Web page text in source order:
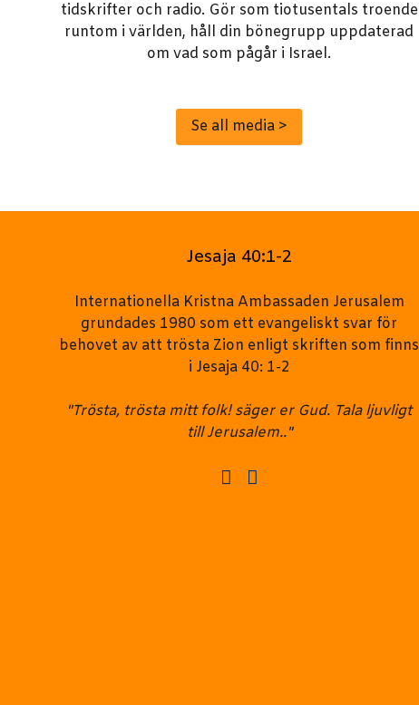
tidskrifter och radio. Gör som tiotusentals troende
runtom i världen, håll din bönegrupp uppdaterad
om vad som pågår i Israel.
Se all media >
Jesaja 40:1-2
Internationella Kristna Ambassaden Jerusalem
grundades 1980 som ett evangeliskt svar för
behovet av att trösta Zion enligt skriften som finns
i Jesaja 40: 1-2
"Trösta, trösta mitt folk! säger er Gud. Tala ljuvligt
till Jerusalem.."